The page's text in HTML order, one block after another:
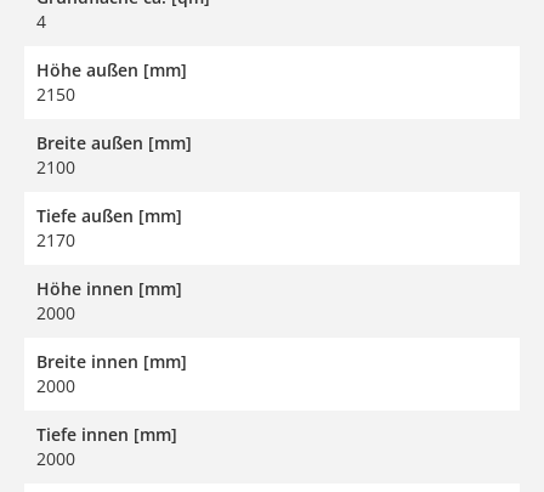
4
Höhe außen [mm]
2150
Breite außen [mm]
2100
Tiefe außen [mm]
2170
Höhe innen [mm]
2000
Breite innen [mm]
2000
Tiefe innen [mm]
2000